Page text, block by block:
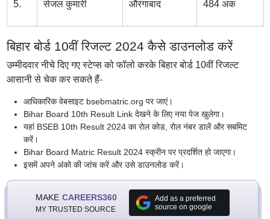
5. सेजल कुमारी औरंगाबाद 484 अंक
बिहार बोर्ड 10वीं रिजल्ट 2024 कैसे डाउनलोड करें
उम्मीदवार नीचे दिए गए स्टेप्स को फॉलो करके बिहार बोर्ड 10वीं रिजल्ट
आसानी से चेक कर सकते हैं-
आधिकारिक वेबसाइट bsebmatric.org पर जाएं।
Bihar Board 10th Result Link देखने के लिए नया पेज खुलेगा।
यहां BSEB 10th Result 2024 का रोल कोड, रोल नंबर डालें और सबमिट
करें।
Bihar Board Matric Result 2024 स्क्रीन पर प्रदर्शित हो जाएगा।
इसमें अपने अंको की जांच करें और उसे डाउनलोड करें।
MAKE CAREERS360
MY TRUSTED SOURCE
Add as a preferred
source on google